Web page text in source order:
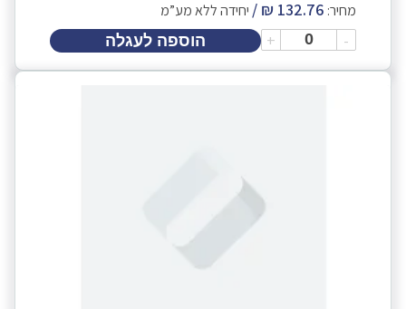
מחיר: יחידה ללא מע”מ
-
+ הוספה לעגלה